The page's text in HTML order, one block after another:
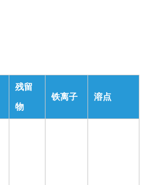
残留
物
铁离子 溶点